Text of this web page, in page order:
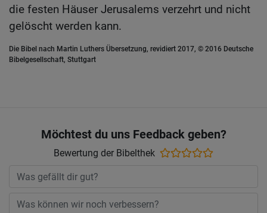
die festen Häuser Jerusalems verzehrt und nicht
gelöscht werden kann.
Die Bibel nach Martin Luthers Übersetzung, revidiert 2017, © 2016 Deutsche
Bibelgesellschaft, Stuttgart
Möchtest du uns Feedback geben?
Bewertung der Bibelthek